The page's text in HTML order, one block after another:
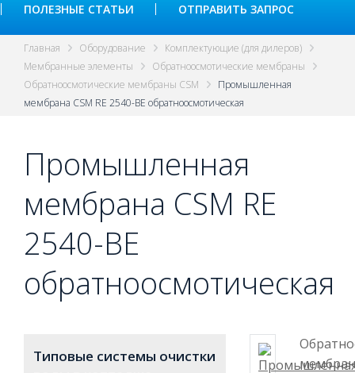
ПОЛЕЗНЫЕ СТАТЬИ
ОТПРАВИТЬ ЗАПРОС
Главная Оборудование
Комплектующие (для дилеров)
Мембранные элементы
Обратноосмотические мембраны
Обратноосмотические мембраны CSM
Промышленная
мембрана CSM RE 2540-BE обратноосмотическая
Промышленная
мембрана CSM RE
2540-BE
обратноосмотическая
Типовые системы очистки